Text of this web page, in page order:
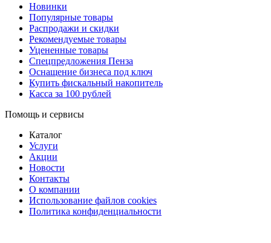
Новинки
Популярные товары
Распродажи и скидки
Рекомендуемые товары
Уцененные товары
Спецпредложения Пенза
Оснащение бизнеса под ключ
Купить фискальный накопитель
Касса за 100 рублей
Помощь и сервисы
Каталог
Услуги
Акции
Новости
Контакты
О компании
Использование файлов cookies
Политика конфиденциальности